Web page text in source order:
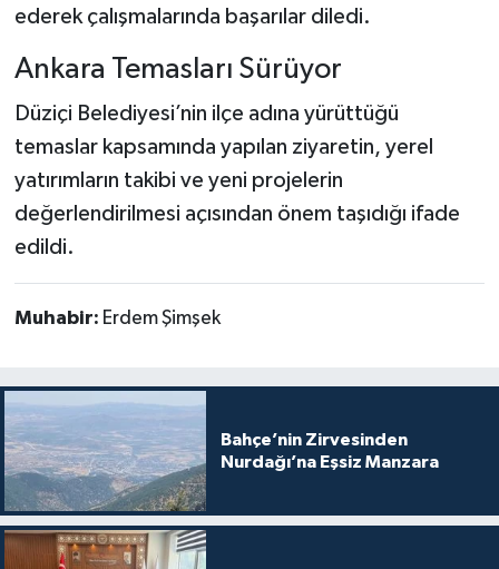
ederek çalışmalarında başarılar diledi.
Ankara Temasları Sürüyor
Düziçi Belediyesi’nin ilçe adına yürüttüğü
temaslar kapsamında yapılan ziyaretin, yerel
yatırımların takibi ve yeni projelerin
değerlendirilmesi açısından önem taşıdığı ifade
edildi.
Muhabir: Erdem Şimşek
Bahçe’nin Zirvesinden
Nurdağı’na Eşsiz Manzara